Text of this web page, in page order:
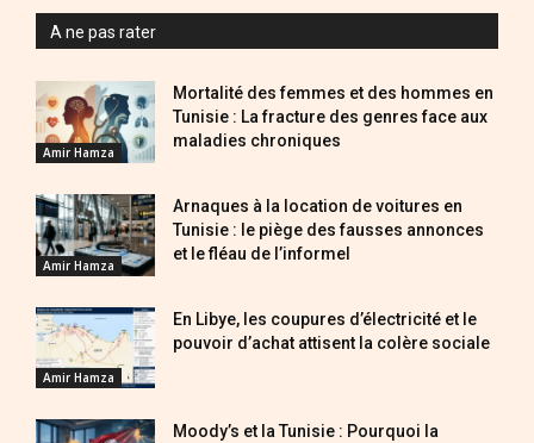
A ne pas rater
Amir Hamza
Mortalité des femmes et des hommes en
Tunisie : La fracture des genres face aux
maladies chroniques
Amir Hamza
Arnaques à la location de voitures en
Tunisie : le piège des fausses annonces
et le fléau de l’informel
Amir Hamza
En Libye, les coupures d’électricité et le
pouvoir d’achat attisent la colère sociale
Moody’s et la Tunisie : Pourquoi la